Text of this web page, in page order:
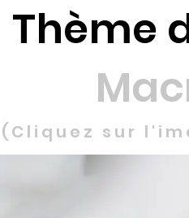
Thème
(Cliquez sur